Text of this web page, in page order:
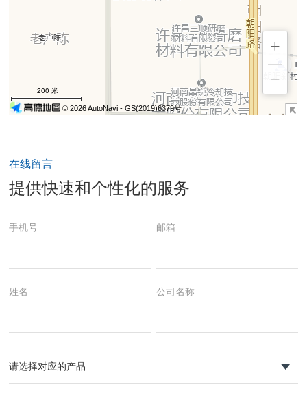
在线留言
提供快速和个性化的服务
手机号 邮箱
姓名 公司名称